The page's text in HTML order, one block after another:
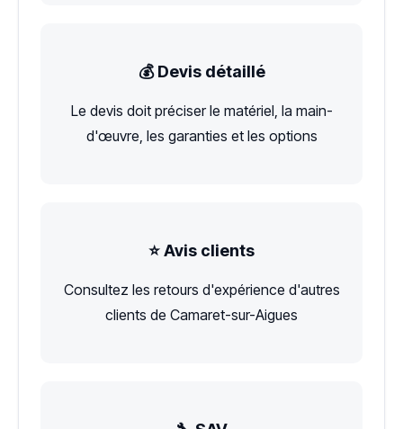
💰 Devis détaillé
Le devis doit préciser le matériel, la main-
d'œuvre, les garanties et les options
⭐ Avis clients
Consultez les retours d'expérience d'autres
clients de Camaret-sur-Aigues